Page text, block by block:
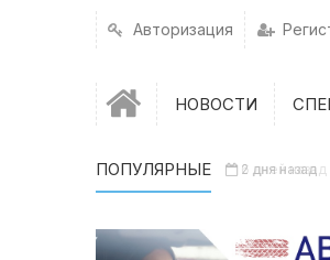
Авторизация
НОВОСТИ
ПОПУЛЯРНЫЕ 2 дня назад